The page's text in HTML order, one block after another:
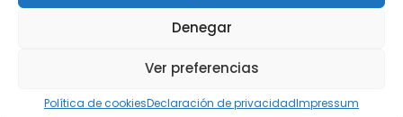
Denegar
Ver preferencias
Política de cookiesDeclaración de privacidadImpressum
Quedarán sujetos a la ley siempre que el
prestador cumpla los requisitos anteriores y se
encuentre establecido en España (art. 3), eso